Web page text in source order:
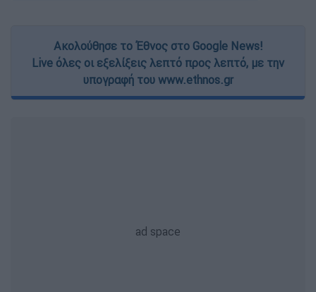
Ακολούθησε το Έθνος στο Google News!
Live όλες οι εξελίξεις λεπτό προς λεπτό, με την
υπογραφή του www.ethnos.gr